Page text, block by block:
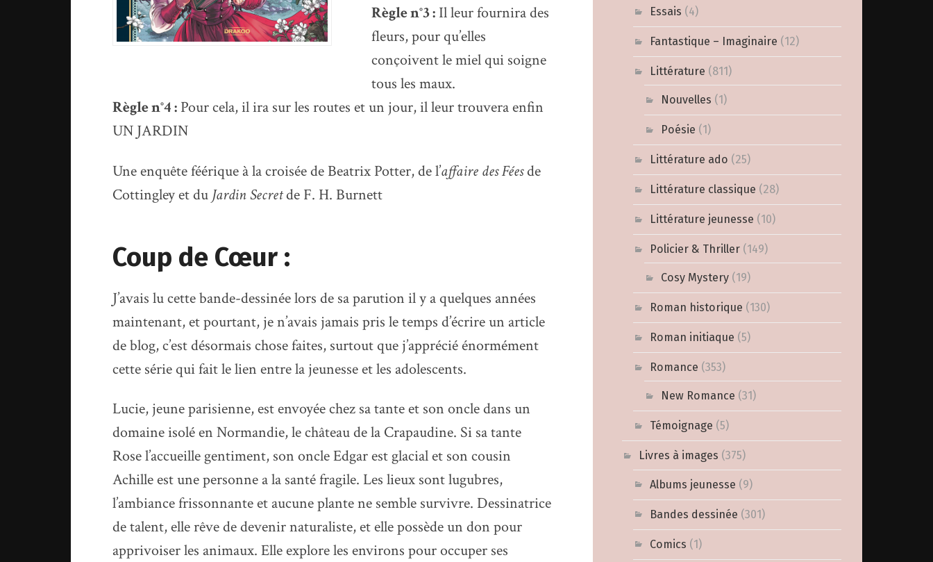
Essais (4)
Fantastique – Imaginaire (12)
Littérature (811)
Nouvelles (1)
Poésie (1)
Littérature ado (25)
Littérature classique (28)
Littérature jeunesse (10)
Policier & Thriller (149)
Cosy Mystery (19)
Roman historique (130)
Roman initiaque (5)
Romance (353)
New Romance (31)
Témoignage (5)
Livres à images (375)
Albums jeunesse (9)
Bandes dessinée (301)
Comics (1)
Règle n°3 :Il leur fournira des
fleurs, pour qu’elles
conçoivent le miel qui soigne
tous les maux.
Règle n°4 : Pour cela, il ira sur les routes et un jour, il leur trouvera enfin
UN JARDIN
Une enquête féérique à la croisée de Beatrix Potter, de l’affaire des Féesde
Cottingley et du Jardin Secretde F. H. Burnett
Coup de Cœur :
J’avais lu cette bande-dessinée lors de sa parution il y a quelques années
maintenant, et pourtant, je n’avais jamais pris le temps d’écrire un article
de blog, c’est désormais chose faites, surtout que j’apprécié énormément
cette série qui fait le lien entre la jeunesse et les adolescents.
Lucie, jeune parisienne, est envoyée chez sa tante et son oncle dans un
domaine isolé en Normandie, le château de la Crapaudine. Si sa tante
Rose l’accueille gentiment, son oncle Edgar est glacial et son cousin
Achille est une personne a la santé fragile. Les lieux sont lugubres,
l’ambiance frissonnante et aucune plante ne semble survivre. Dessinatrice
de talent, elle rêve de devenir naturaliste, et elle possède un don pour
apprivoiser les animaux. Elle explore les environs pour occuper ses